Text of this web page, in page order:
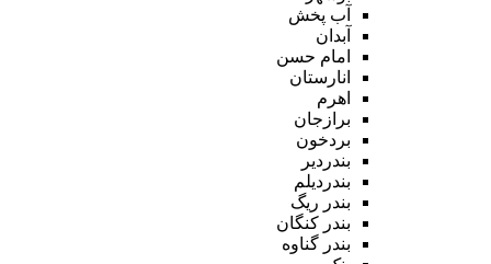
آب پخش
آبدان
امام حسن
انارستان
اهرم
برازجان
بردخون
بندردیر
بندردیلم
بندر ریگ
بندر کنگان
بندر گناوه